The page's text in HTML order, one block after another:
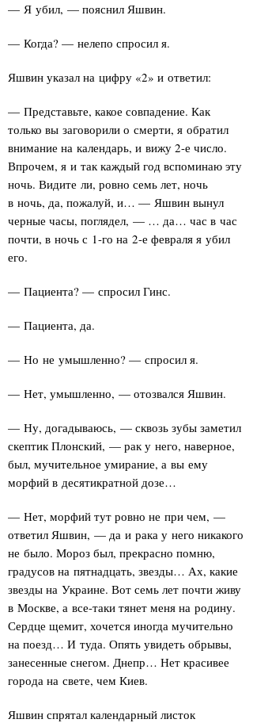
— Я убил, — пояснил Яшвин.
— Когда? — нелепо спросил я.
Яшвин указал на цифру «2» и ответил:
— Представьте, какое совпадение. Как
только вы заговорили о смерти, я обратил
внимание на календарь, и вижу 2-е число.
Впрочем, я и так каждый год вспоминаю эту
ночь. Видите ли, ровно семь лет, ночь
в ночь, да, пожалуй, и… — Яшвин вынул
черные часы, поглядел, — … да… час в час
почти, в ночь с 1-го на 2-е февраля я убил
его.
— Пациента? — спросил Гинс.
— Пациента, да.
— Но не умышленно? — спросил я.
— Нет, умышленно, — отозвался Яшвин.
— Ну, догадываюсь, — сквозь зубы заметил
скептик Плонский, — рак у него, наверное,
был, мучительное умирание, а вы ему
морфий в десятикратной дозе…
— Нет, морфий тут ровно не при чем, —
ответил Яшвин, — да и рака у него никакого
не было. Мороз был, прекрасно помню,
градусов на пятнадцать, звезды… Ах, какие
звезды на Украине. Вот семь лет почти живу
в Москве, а все-таки тянет меня на родину.
Сердце щемит, хочется иногда мучительно
на поезд… И туда. Опять увидеть обрывы,
занесенные снегом. Днепр… Нет красивее
города на свете, чем Киев.
Яшвин спрятал календарный листок